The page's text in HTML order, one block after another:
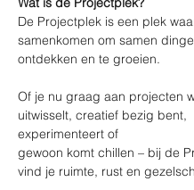
De Projectplek is een plek
samenkomen om samen
ontdekken en te groeien.
Of je nu graag aan projecten
uitwisselt, creatief bezig bent,
experimenteert of
gewoon komt chillen – bij de
vind je ruimte, rust en